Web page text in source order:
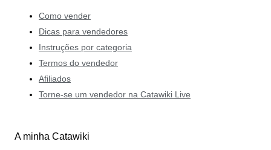
Como vender
Dicas para vendedores
Instruções por categoria
Termos do vendedor
Afiliados
Torne-se um vendedor na Catawiki Live
A minha Catawiki